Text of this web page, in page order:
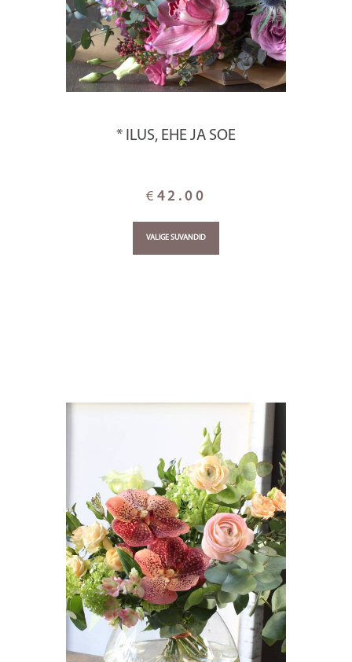
* ILUS, EHE JA SOE
€ 42.00
VALIGE SUVANDID